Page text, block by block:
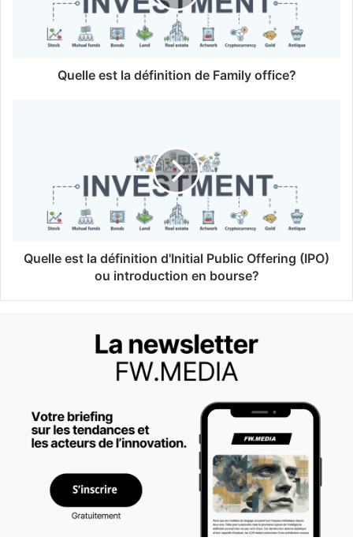
Quelle est la définition de Family office?
Quelle est la définition d'Initial Public Offering (IPO)
ou introduction en bourse?